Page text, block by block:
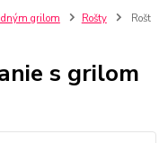
grilom Rošty
Rošt
s grilom